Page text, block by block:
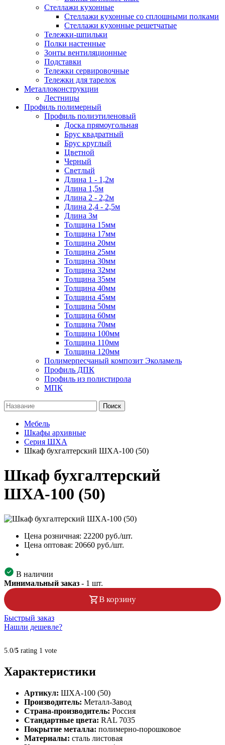
Стеллажи кухонные
Стеллажи кухонные со сплошными полками
Стеллажи кухонные решетчатые
Тележки-шпильки
Полки настенные
Зонты вентиляционные
Подставки
Тележки сервировочные
Тележки для тарелок
Металлоконструкции
Лестницы
Профиль полимерный
Профиль полиэтиленовый
Доска прямоугольная
Брус квадратный
Брус круглый
Цветной
Черный
Светлый
Длина 1 - 1,2м
Длина 1,5м
Длина 2 - 2,2м
Длина 2,4 - 2,5м
Длина 3м
Толщина 15мм
Толщина 17мм
Толщина 20мм
Толщина 25мм
Толщина 30мм
Толщина 32мм
Толщина 35мм
Толщина 40мм
Толщина 45мм
Толщина 50мм
Толщина 60мм
Толщина 70мм
Толщина 100мм
Толщина 110мм
Толщина 120мм
Полимерпесчаный композит Эколамель
Профиль ДПК
Профиль из полистирола
МПК
Поиск
Мебель
Шкафы архивные
Серия ШХА
Шкаф бухгалтерский ШХА-100 (50)
Шкаф бухгалтерский
ШХА-100 (50)
Цена розничная: 22200 руб./шт.
Цена оптовая: 20660 руб./шт.
В наличии
Минимальный заказ - 1 шт.
В корзину
Быстрый заказ
Нашли дешевле?
5.0/5 rating 1 vote
Характеристики
Артикул: ШХА-100 (50)
Производитель: Металл-Завод
Страна-производитель: Россия
Стандартные цвета: RAL 7035
Покрытие металла: полимерно-порошковое
Материалы: сталь листовая